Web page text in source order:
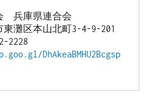
　兵庫県連合会
東灘区本山北町3-4-9-201
2228
DhAkeaBMHU2Bcgsp